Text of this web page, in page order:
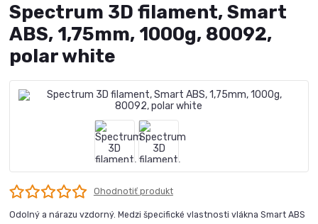
Spectrum 3D filament, Smart
ABS, 1,75mm, 1000g, 80092,
polar white
Ohodnotiť produkt
Odolný a nárazu vzdorný. Medzi špecifické vlastnosti vlákna Smart ABS